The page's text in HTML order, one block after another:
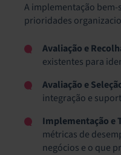
A implementação
prioridades
Avaliação e
existentes para
Avaliação e
integração e
Implementação e
métricas de
negócios e o que